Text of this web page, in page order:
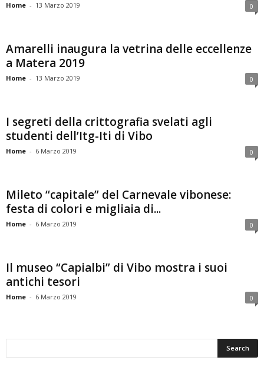
Home - 13 Marzo 2019 0
Amarelli inaugura la vetrina delle eccellenze
a Matera 2019
Home - 13 Marzo 2019 0
I segreti della crittografia svelati agli
studenti dell’Itg-Iti di Vibo
Home - 6 Marzo 2019 0
Mileto “capitale” del Carnevale vibonese:
festa di colori e migliaia di...
Home - 6 Marzo 2019 0
Il museo “Capialbi” di Vibo mostra i suoi
antichi tesori
Home - 6 Marzo 2019 0